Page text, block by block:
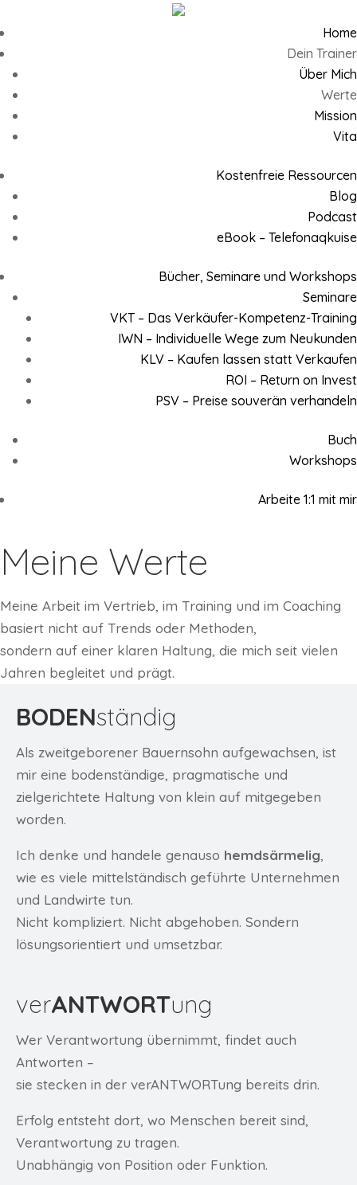
Home
Dein Trainer
Über Mich
Werte
Mission
Vita
Kostenfreie Ressourcen
Blog
Podcast
eBook – Telefonaqkuise
Bücher, Seminare und Workshops
Seminare
VKT – Das Verkäufer-Kompetenz-Training
IWN – Individuelle Wege zum Neukunden
KLV – Kaufen lassen statt Verkaufen
ROI – Return on Invest
PSV – Preise souverän verhandeln
Buch
Workshops
Arbeite 1:1 mit mir
Meine Werte
Meine Arbeit im Vertrieb, im Training und im Coaching
basiert nicht auf Trends oder Methoden,
sondern auf einer klaren Haltung, die mich seit vielen
Jahren begleitet und prägt.
BODENständig
Als zweitgeborener Bauernsohn aufgewachsen, ist
mir eine bodenständige, pragmatische und
zielgerichtete Haltung von klein auf mitgegeben
worden.
Ich denke und handele genauso hemdsärmelig,
wie es viele mittelständisch geführte Unternehmen
und Landwirte tun.
Nicht kompliziert. Nicht abgehoben. Sondern
lösungsorientiert und umsetzbar.
verANTWORTung
Wer Verantwortung übernimmt, findet auch
Antworten –
sie stecken in der verANTWORTung bereits drin.
Erfolg entsteht dort, wo Menschen bereit sind,
Verantwortung zu tragen.
Unabhängig von Position oder Funktion.